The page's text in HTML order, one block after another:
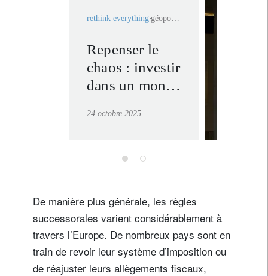
rethink everything géopolitique
Repenser le
chaos : investir
dans un monde
24 octobre 2025
De manière plus générale, les règles
successorales varient considérablement à
travers l’Europe. De nombreux pays sont en
train de revoir leur système d’imposition ou
de réajuster leurs allègements fiscaux,